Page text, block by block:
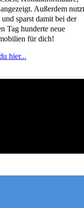
Außerdem nutzt
sparst damit bei der
Tag hunderte neue
für dich!
hier...